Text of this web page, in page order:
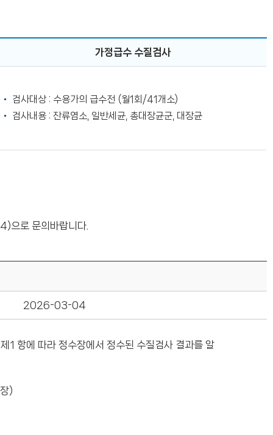
가정급수 수질검사
검사대상 : 수용가의 급수전 (월1회/41개소)
검사내용 : 잔류염소, 일반세균, 총대장균군, 대장균
로 문의바랍니다.
2026-03-04
항에 따라 정수장에서 정수된 수질검사 결과를 알
)